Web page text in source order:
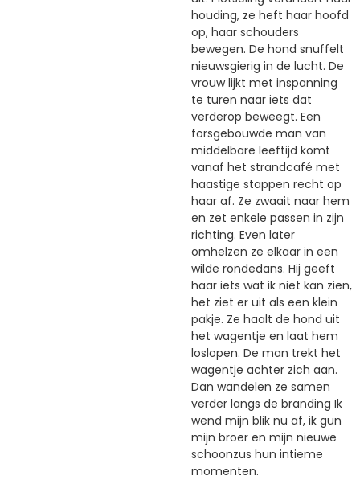
houding, ze heft haar hoofd
op, haar schouders
bewegen. De hond snuffelt
nieuwsgierig in de lucht. De
vrouw lijkt met inspanning
te turen naar iets dat
verderop beweegt. Een
forsgebouwde man van
middelbare leeftijd komt
vanaf het strandcafé met
haastige stappen recht op
haar af. Ze zwaait naar hem
en zet enkele passen in zijn
richting. Even later
omhelzen ze elkaar in een
wilde rondedans. Hij geeft
haar iets wat ik niet kan zien,
het ziet er uit als een klein
pakje. Ze haalt de hond uit
het wagentje en laat hem
loslopen. De man trekt het
wagentje achter zich aan.
Dan wandelen ze samen
verder langs de branding Ik
wend mijn blik nu af, ik gun
mijn broer en mijn nieuwe
schoonzus hun intieme
momenten.